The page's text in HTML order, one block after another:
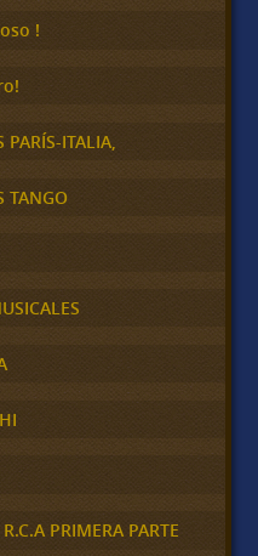
!
PARÍS-ITALIA,
TANGO
PRIMERA PARTE